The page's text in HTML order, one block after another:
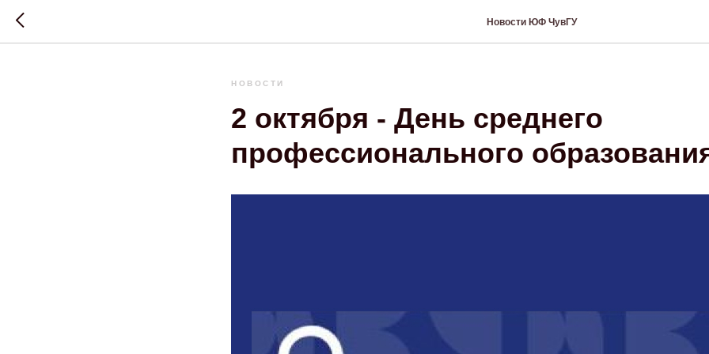
Новости ЮФ ЧувГУ
НОВОСТИ
2 октября - День среднего
профессионального